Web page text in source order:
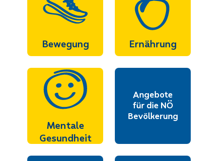
Bewegung Ernährung
Mentale
Gesundheit
Angebote
für die NÖ
Bevölkerung